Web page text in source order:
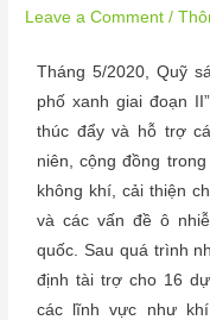
Leave a Comment /
Tháng 5/2020, Quỹ
phố xanh giai đoạn
thúc đẩy và hỗ trợ
niên, cộng đồng
không khí, cải thiện
và các vấn đề ô
quốc. Sau quá trình
định tài trợ cho 16
các lĩnh vực như